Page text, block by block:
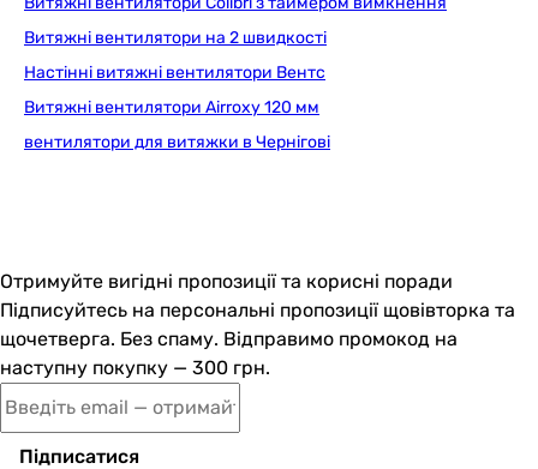
33 дБ
33 дБ
Шум від вентилятора
стандартний (від 28 до 35 дБ)
настінний, стельовий
настінний, стельовий
настінний, стельовий
Тип
осьовий
осьовий
осьовий
Витяжні вентилятори на 2 швидкості
Настінні витяжні вентилятори Вентс
Витяжні вентилятори Airroxy 120 мм
вентилятори для витяжки в Чернігові
Отримуйте вигідні пропозиції та корисні поради
Підписуйтесь на персональні пропозиції щовівторка та
щочетверга. Без спаму. Відправимо промокод на
наступну покупку — 300 грн.
Підписатися